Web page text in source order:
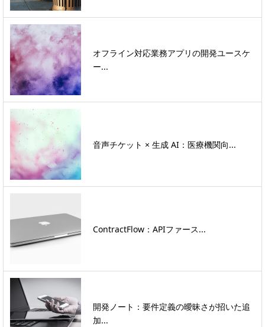
オフライン対応業務アプリの開発ユースケ
ー...
音声チケット × 生成 AI：医療機関向...
ContractFlow：APIファース...
開発ノート：要件定義の曖昧さが招いた追
加...